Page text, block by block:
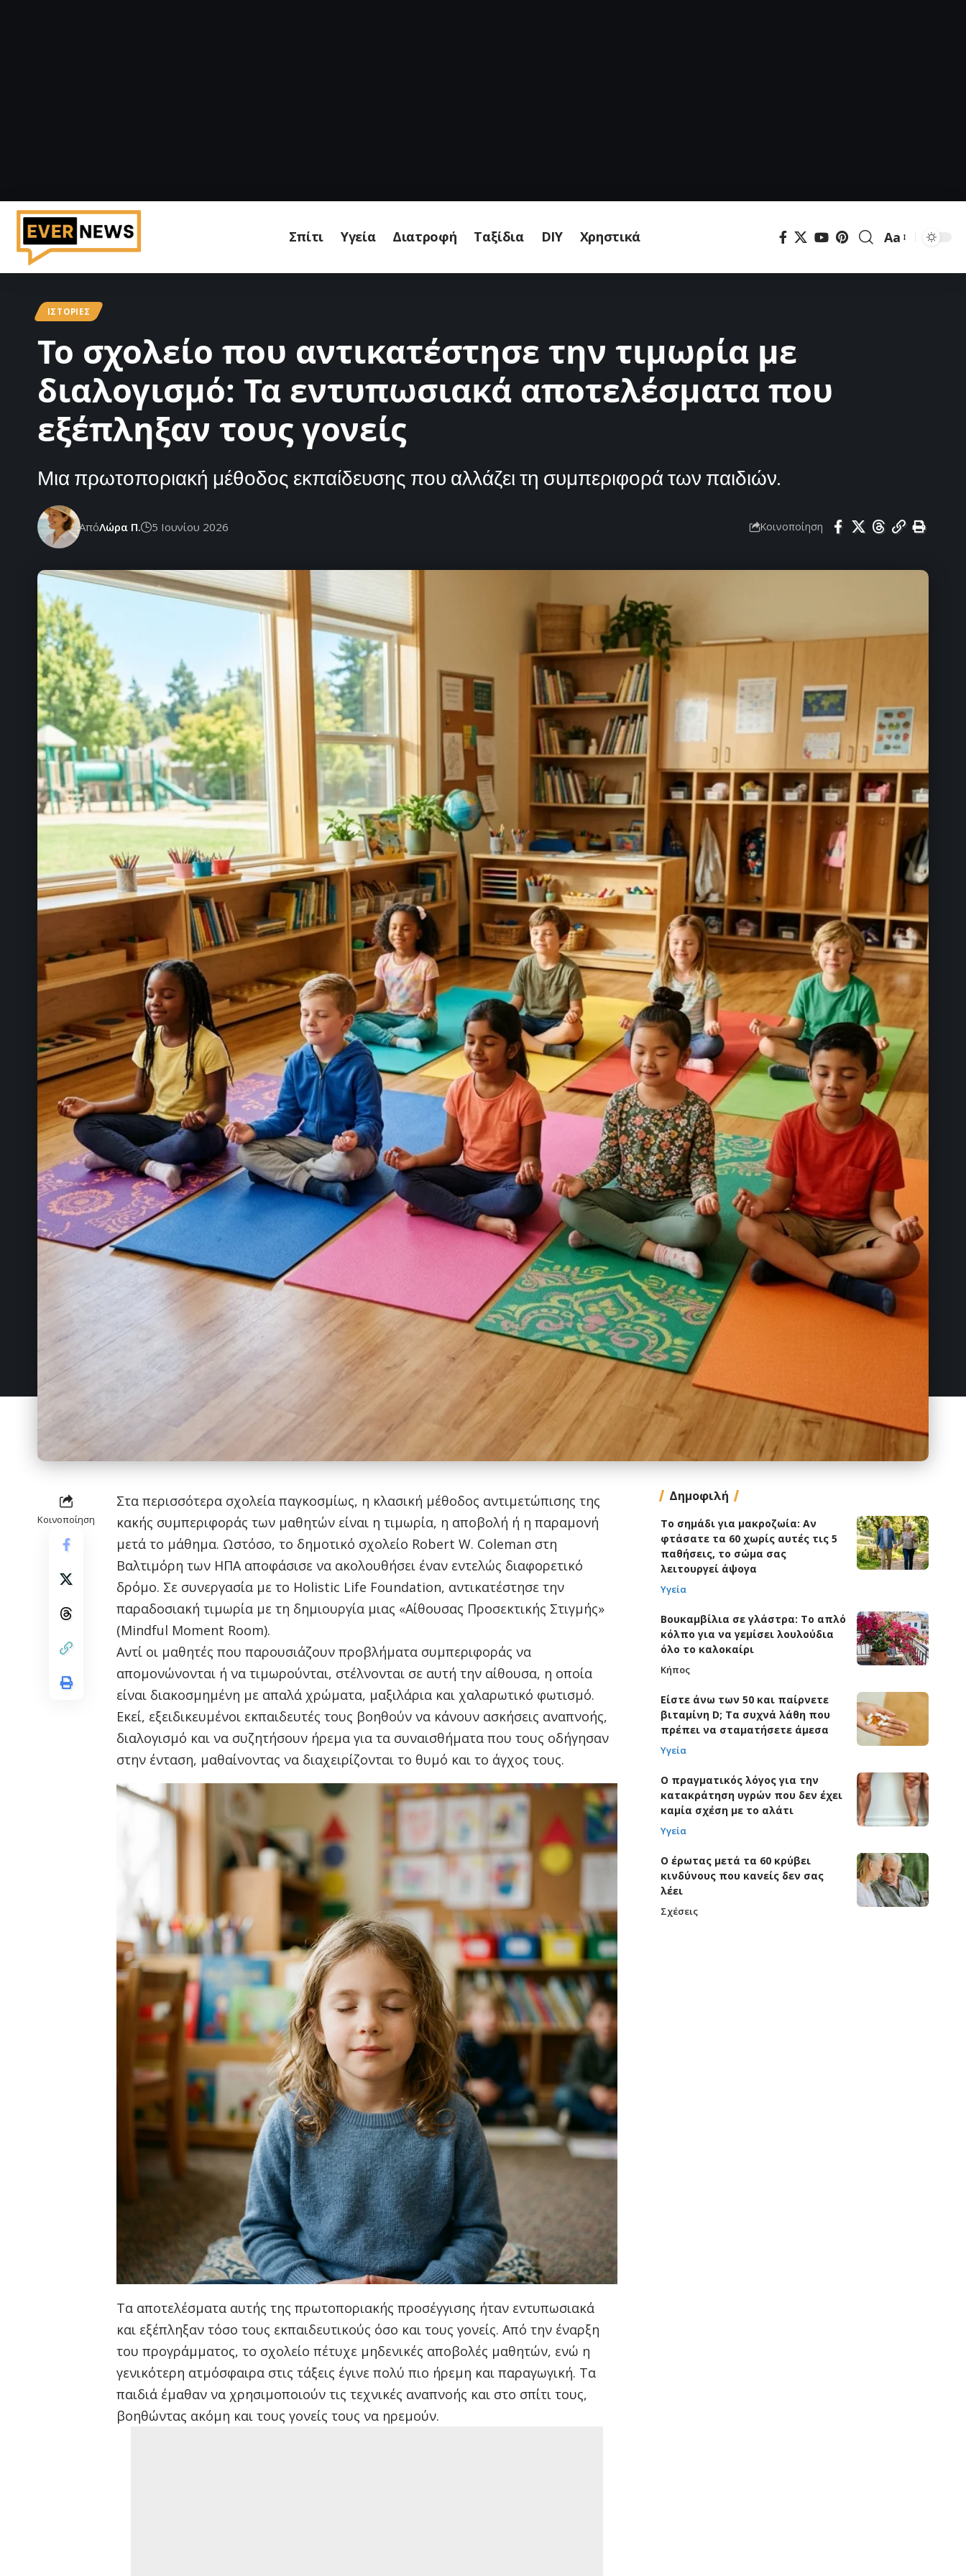
Σπίτι Υγεία Διατροφή Ταξίδια DIY Χρηστικά
Μεγέθυνση
Aa
ΙΣΤΟΡΊΕΣ
Το σχολείο που αντικατέστησε την τιμωρία με
διαλογισμό: Τα εντυπωσιακά αποτελέσματα που
εξέπληξαν τους γονείς
Μια πρωτοποριακή μέθοδος εκπαίδευσης που αλλάζει τη συμπεριφορά των παιδιών.
ΑπόΛώρα Π. 5 Ιουνίου 2026 Κοινοποίηση
Κοινοποίηση
Στα περισσότερα σχολεία παγκοσμίως, η κλασική μέθοδος αντιμετώπισης της
κακής συμπεριφοράς των μαθητών είναι η τιμωρία, η αποβολή ή η παραμονή
μετά το μάθημα. Ωστόσο, το δημοτικό σχολείο Robert W. Coleman στη
Βαλτιμόρη των ΗΠΑ αποφάσισε να ακολουθήσει έναν εντελώς διαφορετικό
δρόμο. Σε συνεργασία με το Holistic Life Foundation, αντικατέστησε την
παραδοσιακή τιμωρία με τη δημιουργία μιας «Αίθουσας Προσεκτικής Στιγμής»
(Mindful Moment Room).
Αντί οι μαθητές που παρουσιάζουν προβλήματα συμπεριφοράς να
απομονώνονται ή να τιμωρούνται, στέλνονται σε αυτή την αίθουσα, η οποία
είναι διακοσμημένη με απαλά χρώματα, μαξιλάρια και χαλαρωτικό φωτισμό.
Εκεί, εξειδικευμένοι εκπαιδευτές τους βοηθούν να κάνουν ασκήσεις αναπνοής,
διαλογισμό και να συζητήσουν ήρεμα για τα συναισθήματα που τους οδήγησαν
στην ένταση, μαθαίνοντας να διαχειρίζονται το θυμό και το άγχος τους.
Τα αποτελέσματα αυτής της πρωτοποριακής προσέγγισης ήταν εντυπωσιακά
και εξέπληξαν τόσο τους εκπαιδευτικούς όσο και τους γονείς. Από την έναρξη
του προγράμματος, το σχολείο πέτυχε μηδενικές αποβολές μαθητών, ενώ η
γενικότερη ατμόσφαιρα στις τάξεις έγινε πολύ πιο ήρεμη και παραγωγική. Τα
παιδιά έμαθαν να χρησιμοποιούν τις τεχνικές αναπνοής και στο σπίτι τους,
βοηθώντας ακόμη και τους γονείς τους να ηρεμούν.
Δημοφιλή
Το σημάδι για μακροζωία: Αν
φτάσατε τα 60 χωρίς αυτές τις 5
παθήσεις, το σώμα σας
λειτουργεί άψογα
Υγεία
Βουκαμβίλια σε γλάστρα: Το απλό
κόλπο για να γεμίσει λουλούδια
όλο το καλοκαίρι
Κήπος
Είστε άνω των 50 και παίρνετε
βιταμίνη D; Τα συχνά λάθη που
πρέπει να σταματήσετε άμεσα
Υγεία
Ο πραγματικός λόγος για την
κατακράτηση υγρών που δεν έχει
καμία σχέση με το αλάτι
Υγεία
Ο έρωτας μετά τα 60 κρύβει
κινδύνους που κανείς δεν σας
λέει
Σχέσεις